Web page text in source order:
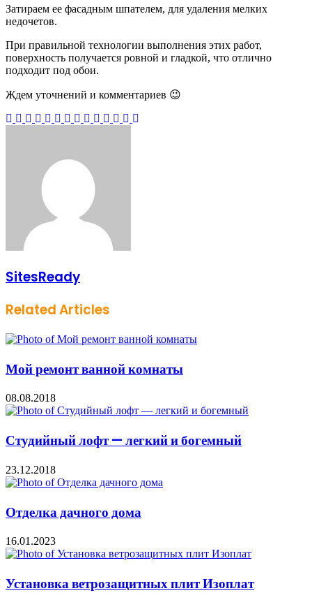
Затираем ее фасадным шпателем, для удаления мелких
недочетов.
При правильной технологии выполнения этих работ,
поверхность получается ровной и гладкой, что отлично
подходит под обои.
Ждем уточнений и комментариев 😉
Facebook
Twitter
LinkedIn
Tumblr
Pinterest
Reddit
VKontakte
Odnoklassniki
Skype
WhatsApp
Telegram
ViberShare
SitesReady
Related Articles
Мой ремонт ванной комнаты
08.08.2018
Студийный лофт — легкий и богемный
23.12.2018
Отделка дачного дома
16.01.2023
Установка ветрозащитных плит Изоплат